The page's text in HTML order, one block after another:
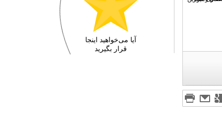
آیا می‌خواهید اینجا
قرار بگیرید